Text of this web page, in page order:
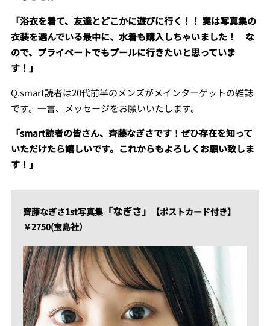
「浴衣を着て、友達とどこかに遊びに行く！！ 実は写真集の
衣装を選んでいる最中に、水着も購入しちゃいました！ な
ので、プライベートでもプールに行きたいと思っていま
す！」
Q.smart読者は20代前半のメンズがメインターゲットの雑誌
です。一言、メッセージをお願いいたします。
「smart読者の皆さん、齊藤なぎさです！ぜひ存在を知って
いただけたら嬉しいです。これからもよろしくお願い致しま
す！」
齊藤なぎさ1st写真集「なぎさ」
【ポストカード付き】
￥2750(宝島社）